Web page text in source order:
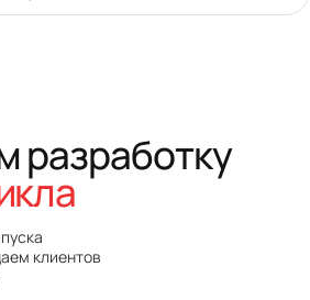
разработку
клиентов